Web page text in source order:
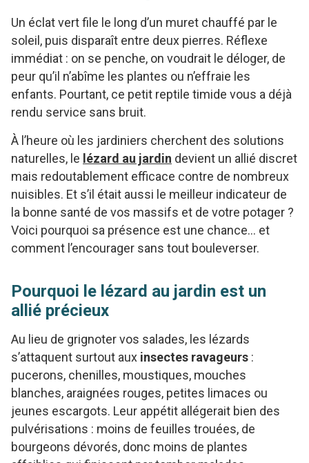
Un éclat vert file le long d’un muret chauffé par le
soleil, puis disparaît entre deux pierres. Réflexe
immédiat : on se penche, on voudrait le déloger, de
peur qu’il n’abîme les plantes ou n’effraie les
enfants. Pourtant, ce petit reptile timide vous a déjà
rendu service sans bruit.
À l’heure où les jardiniers cherchent des solutions
naturelles, le lézard au jardin devient un allié discret
mais redoutablement efficace contre de nombreux
nuisibles. Et s’il était aussi le meilleur indicateur de
la bonne santé de vos massifs et de votre potager ?
Voici pourquoi sa présence est une chance… et
comment l’encourager sans tout bouleverser.
Pourquoi le lézard au jardin est un
allié précieux
Au lieu de grignoter vos salades, les lézards
s’attaquent surtout aux insectes ravageurs :
pucerons, chenilles, moustiques, mouches
blanches, araignées rouges, petites limaces ou
jeunes escargots. Leur appétit allégerait bien des
pulvérisations : moins de feuilles trouées, de
bourgeons dévorés, donc moins de plantes